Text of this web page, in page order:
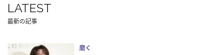
LATEST
最新の記事
磨く